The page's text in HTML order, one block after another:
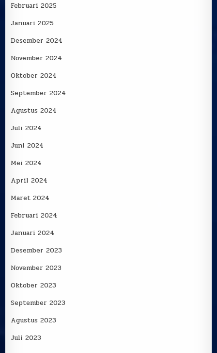
Februari 2025
Januari 2025
Desember 2024
November 2024
Oktober 2024
September 2024
Agustus 2024
Juli 2024
Juni 2024
Mei 2024
April 2024
Maret 2024
Februari 2024
Januari 2024
Desember 2023
November 2023
Oktober 2023
September 2023
Agustus 2023
Juli 2023